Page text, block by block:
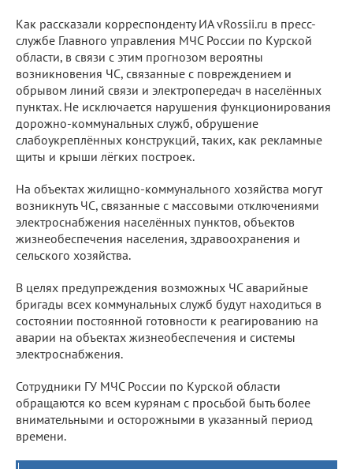
Как рассказали корреспонденту ИА vRossii.ru в пресс-
службе Главного управления МЧС России по Курской
области, в связи с этим прогнозом вероятны
возникновения ЧС, связанные с повреждением и
обрывом линий связи и электропередач в населённых
пунктах. Не исключается нарушения функционирования
дорожно-коммунальных служб, обрушение
слабоукреплённых конструкций, таких, как рекламные
щиты и крыши лёгких построек.
На объектах жилищно-коммунального хозяйства могут
возникнуть ЧС, связанные с массовыми отключениями
электроснабжения населённых пунктов, объектов
жизнеобеспечения населения, здравоохранения и
сельского хозяйства.
В целях предупреждения возможных ЧС аварийные
бригады всех коммунальных служб будут находиться в
состоянии постоянной готовности к реагированию на
аварии на объектах жизнеобеспечения и системы
электроснабжения.
Сотрудники ГУ МЧС России по Курской области
обращаются ко всем курянам с просьбой быть более
внимательными и осторожными в указанный период
времени.